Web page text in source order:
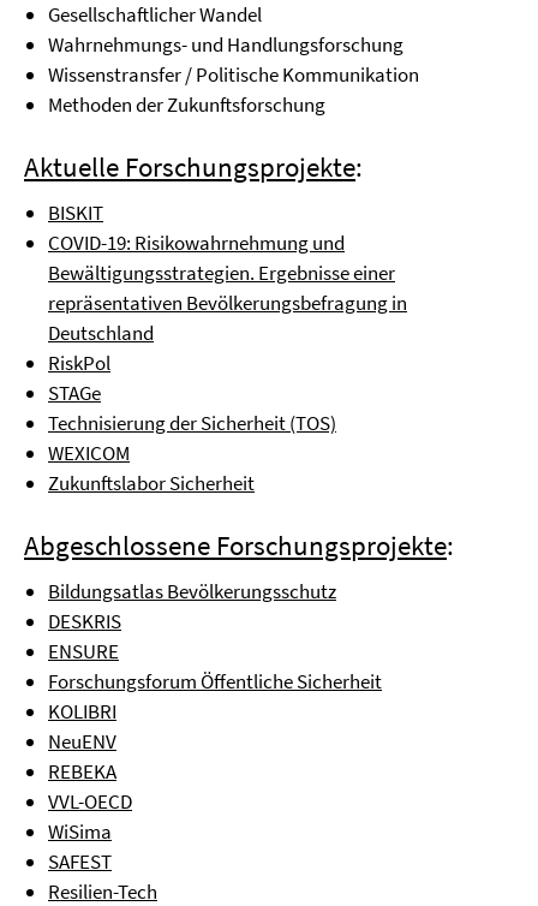
Gesellschaftlicher Wandel
Wahrnehmungs- und Handlungsforschung
Wissenstransfer / Politische Kommunikation
Methoden der Zukunftsforschung
Aktuelle Forschungsprojekte:
BISKIT
COVID-19: Risikowahrnehmung und
Bewältigungsstrategien. Ergebnisse einer
repräsentativen Bevölkerungsbefragung in
Deutschland
RiskPol
STAGe
Technisierung der Sicherheit (TOS)
WEXICOM
Zukunftslabor Sicherheit
Abgeschlossene Forschungsprojekte:
Bildungsatlas Bevölkerungsschutz
DESKRIS
ENSURE
Forschungsforum Öffentliche Sicherheit
KOLIBRI
NeuENV
REBEKA
VVL-OECD
WiSima
SAFEST
Resilien-Tech